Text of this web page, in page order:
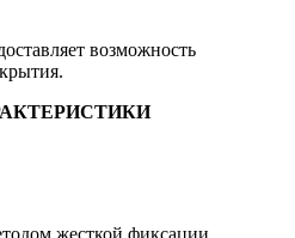
возможность